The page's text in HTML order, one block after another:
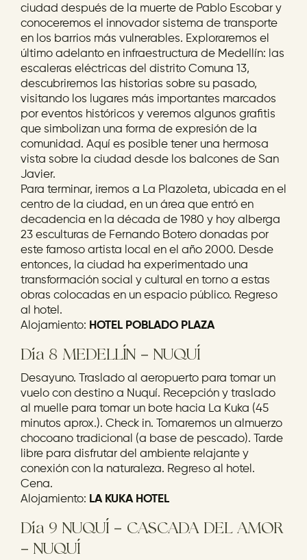
ciudad después de la muerte de Pablo Escobar y
conoceremos el innovador sistema de transporte
en los barrios más vulnerables. Exploraremos el
último adelanto en infraestructura de Medellín: las
escaleras eléctricas del distrito Comuna 13,
descubriremos las historias sobre su pasado,
visitando los lugares más importantes marcados
por eventos históricos y veremos algunos grafitis
que simbolizan una forma de expresión de la
comunidad. Aquí es posible tener una hermosa
vista sobre la ciudad desde los balcones de San
Javier.
Para terminar, iremos a La Plazoleta, ubicada en el
centro de la ciudad, en un área que entró en
decadencia en la década de 1980 y hoy alberga
23 esculturas de Fernando Botero donadas por
este famoso artista local en el año 2000. Desde
entonces, la ciudad ha experimentado una
transformación social y cultural en torno a estas
obras colocadas en un espacio público. Regreso
al hotel.
Alojamiento: HOTEL POBLADO PLAZA
Día 8 MEDELLÍN – NUQUÍ
Desayuno. Traslado al aeropuerto para tomar un
vuelo con destino a Nuquí. Recepción y traslado
al muelle para tomar un bote hacia La Kuka (45
minutos aprox.). Check in. Tomaremos un almuerzo
chocoano tradicional (a base de pescado). Tarde
libre para disfrutar del ambiente relajante y
conexión con la naturaleza. Regreso al hotel.
Cena.
Alojamiento: LA KUKA HOTEL
Día 9 NUQUÍ – CASCADA DEL AMOR
– NUQUÍ